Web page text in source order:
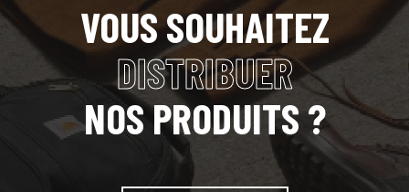
VOUS SOUHAITEZ
DISTRIBUER
NOS PRODUITS ?